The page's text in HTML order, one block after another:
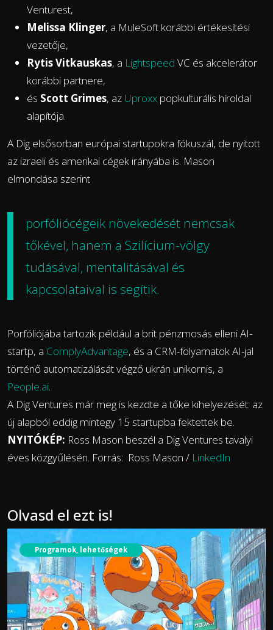
Venturest,
Melissa Klinger, a MuleSoft korábbi értékesítési
vezetője,
Rytis Vitkauskas, a Lightspeed VC és akcelerátor
korábbi partnere,
és Scott Grimes, az Uproxx popkulturális híroldal
alapítója.
A Dig elsősorban európai startupokra fókuszál, de nyitott
az izraeli és amerikai cégek irányába is. Mason
elmondása szerint
porfóliócégeik növekedését nemcsak
tőkével, hanem a Szilícium-völgy
tudásával, mentalitásával és
kapcsolataival is segítik.
Porfóliójába tartozik például a brit pénzmosás elleni AI-
startp, a ComplyAdvantage, és a CRM-folyamatok AI-jal
történő automatizálását végző ukrán unikornis, a
People.ai.
A Dig Ventures már meg is kezdte a tőke kihelyezését: az
új alapból eddig mintegy 15 startupba fektettek be.
NYITÓKÉP: Ross Mason beszél a Dig Ventures tavalyi
éves közgyűlésén. Forrás: Ross Mason / LinkedIn
Olvasd el ezt is!
Programok, lehetőségek